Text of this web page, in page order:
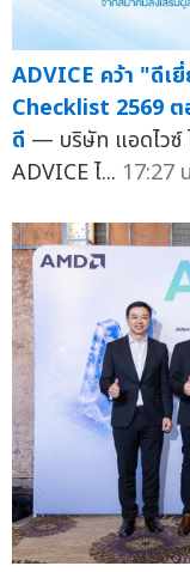
ADVICE คว้า "ดีเ
Checklist 2569 ต
ดี — บริษัท แอดไวซ์
ADVICE ไ... 17:27